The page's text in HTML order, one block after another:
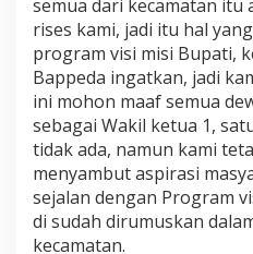
semua dari kecamatan itu
rises kami, jadi itu hal
program visi misi Bupati,
Bappeda ingatkan, jadi
ini mohon maaf semua
sebagai Wakil ketua 1,
tidak ada, namun kami
menyambut aspirasi
sejalan dengan Program
di sudah dirumuskan
kecamatan.